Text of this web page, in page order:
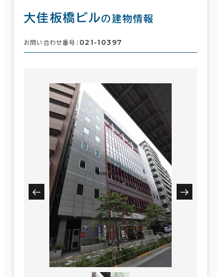
大佳板橋ビルの建物情報
お問い合わせ番号： 021-10397